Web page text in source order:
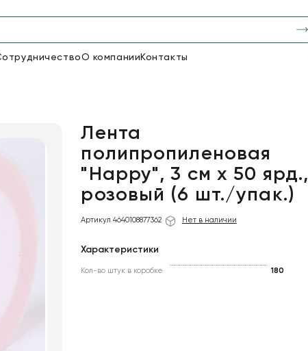
О компании Контакты
18
Сетка6
Лента
полипропиленовая
"Happy", 3 см х 50 ярд.,
розовый (6 шт./упак.)
Артикул 4640108877362 Нет в наличии
Характеристики
Кол-во штук в коробке 180